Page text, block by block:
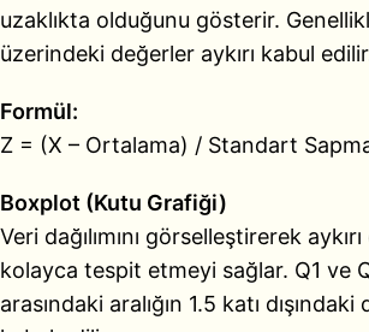
uzaklıkta olduğunu gösterir.
üzerindeki değerler aykırı kabul
Formül:
Z = (X – Ortalama) / Standart
Boxplot (Kutu Grafiği)
Veri dağılımını görselleştirerek
kolayca tespit etmeyi sağlar. Q1 ve
arasındaki aralığın 1.5 katı dışındaki